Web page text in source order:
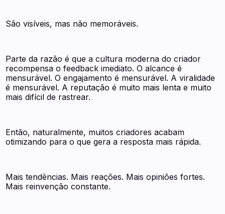
São visíveis, mas não memoráveis.
Parte da razão é que a cultura moderna do criador
recompensa o feedback imediato. O alcance é
mensurável. O engajamento é mensurável. A viralidade
é mensurável. A reputação é muito mais lenta e muito
mais difícil de rastrear.
Então, naturalmente, muitos criadores acabam
otimizando para o que gera a resposta mais rápida.
Mais tendências. Mais reações. Mais opiniões fortes.
Mais reinvenção constante.